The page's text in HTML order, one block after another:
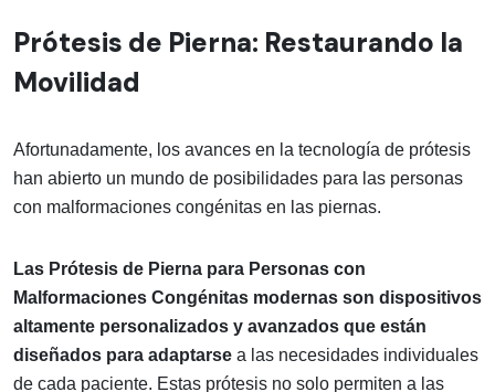
Prótesis de Pierna: Restaurando la
Movilidad
Afortunadamente, los avances en la tecnología de prótesis
han abierto un mundo de posibilidades para las personas
con malformaciones congénitas en las piernas.
Las Prótesis de Pierna para Personas con
Malformaciones Congénitas modernas son dispositivos
altamente personalizados y avanzados que están
diseñados para adaptarse a las necesidades individuales
de cada paciente. Estas prótesis no solo permiten a las